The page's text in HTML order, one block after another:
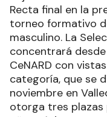
Recta final en la
torneo formativo
masculino. La
concentrará
CeNARD con
categoría, que se
noviembre en
otorga tres plazas